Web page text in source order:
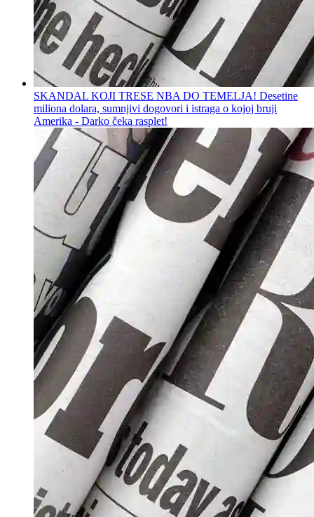
SKANDAL KOJI TRESE NBA DO TEMELJA! Desetine
miliona dolara, sumnjivi dogovori i istraga o kojoj bruji
Amerika - Darko čeka rasplet!